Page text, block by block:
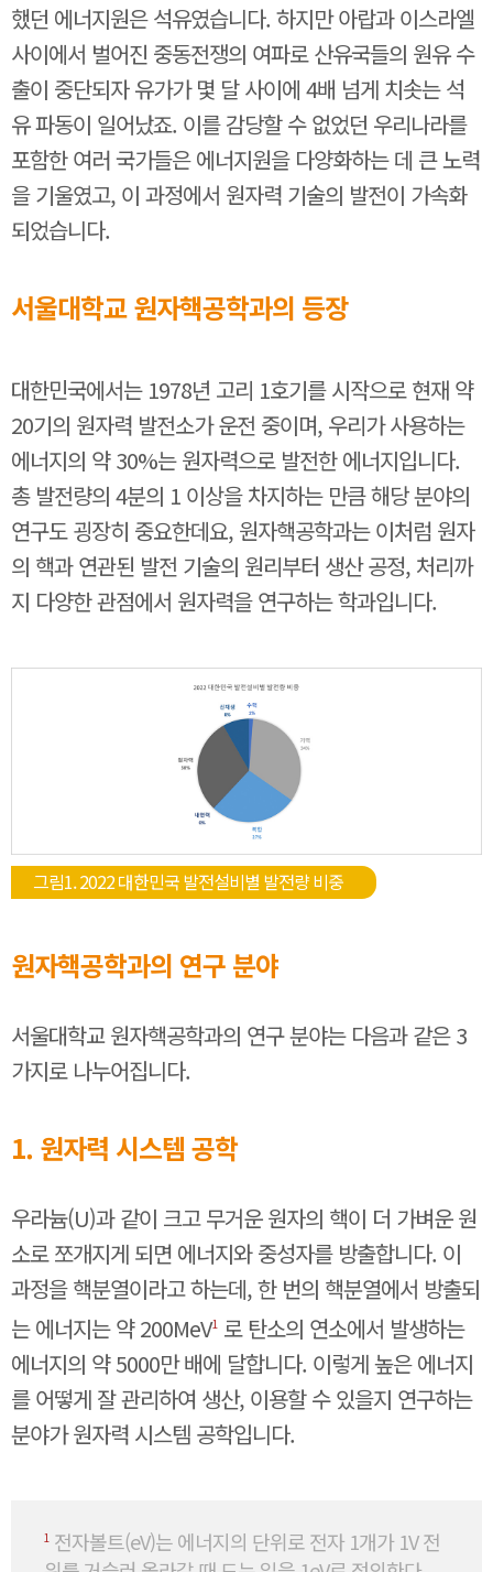
했던 에너지원은 석유였습니다. 하지만 아랍과 이스라엘
사이에서 벌어진 중동전쟁의 여파로 산유국들의 원유 수
출이 중단되자 유가가 몇 달 사이에 4배 넘게 치솟는 석
유 파동이 일어났죠. 이를 감당할 수 없었던 우리나라를
포함한 여러 국가들은 에너지원을 다양화하는 데 큰 노력
을 기울였고, 이 과정에서 원자력 기술의 발전이 가속화
되었습니다.
서울대학교 원자핵공학과의 등장
대한민국에서는 1978년 고리 1호기를 시작으로 현재 약
20기의 원자력 발전소가 운전 중이며, 우리가 사용하는
에너지의 약 30%는 원자력으로 발전한 에너지입니다.
총 발전량의 4분의 1 이상을 차지하는 만큼 해당 분야의
연구도 굉장히 중요한데요, 원자핵공학과는 이처럼 원자
의 핵과 연관된 발전 기술의 원리부터 생산 공정, 처리까
지 다양한 관점에서 원자력을 연구하는 학과입니다.
그림1. 2022 대한민국 발전설비별 발전량 비중
원자핵공학과의 연구 분야
서울대학교 원자핵공학과의 연구 분야는 다음과 같은 3
가지로 나누어집니다.
1. 원자력 시스템 공학
우라늄(U)과 같이 크고 무거운 원자의 핵이 더 가벼운 원
소로 쪼개지게 되면 에너지와 중성자를 방출합니다. 이
과정을 핵분열이라고 하는데, 한 번의 핵분열에서 방출되
는 에너지는 약 200MeV1 로 탄소의 연소에서 발생하는
에너지의 약 5000만 배에 달합니다. 이렇게 높은 에너지
를 어떻게 잘 관리하여 생산, 이용할 수 있을지 연구하는
분야가 원자력 시스템 공학입니다.
1 전자볼트(eV)는 에너지의 단위로 전자 1개가 1V 전